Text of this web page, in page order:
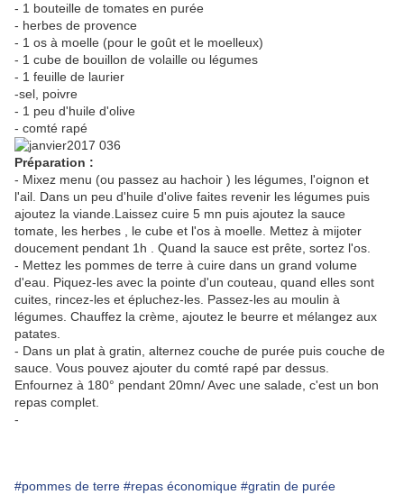
- 1 bouteille de tomates en purée
- herbes de provence
- 1 os à moelle (pour le goût et le moelleux)
- 1 cube de bouillon de volaille ou légumes
- 1 feuille de laurier
-sel, poivre
- 1 peu d'huile d'olive
- comté rapé
Préparation :
- Mixez menu (ou passez au hachoir ) les légumes, l'oignon et
l'ail. Dans un peu d'huile d'olive faites revenir les légumes puis
ajoutez la viande.Laissez cuire 5 mn puis ajoutez la sauce
tomate, les herbes , le cube et l'os à moelle. Mettez à mijoter
doucement pendant 1h . Quand la sauce est prête, sortez l'os.
- Mettez les pommes de terre à cuire dans un grand volume
d'eau. Piquez-les avec la pointe d'un couteau, quand elles sont
cuites, rincez-les et épluchez-les. Passez-les au moulin à
légumes. Chauffez la crème, ajoutez le beurre et mélangez aux
patates.
- Dans un plat à gratin, alternez couche de purée puis couche de
sauce. Vous pouvez ajouter du comté rapé par dessus.
Enfournez à 180° pendant 20mn/ Avec une salade, c'est un bon
repas complet.
-
#pommes de terre #repas économique #gratin de purée